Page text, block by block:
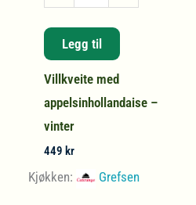
med
appelsinhollandaise
-
vinter
antall
Legg til
Villkveite med
appelsinhollandaise –
vinter
449 kr
Kjøkken: Grefsen